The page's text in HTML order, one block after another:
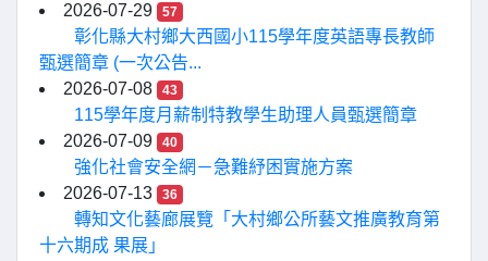
2026-07-29
57
彰化縣大村鄉大西國小115學年度英語專長教師
甄選簡章 (一次公告...
2026-07-08
43
115學年度月薪制特教學生助理人員甄選簡章
2026-07-09
40
強化社會安全網－急難紓困實施方案
2026-07-13
36
轉知文化藝廊展覽「大村鄉公所藝文推廣教育第
十六期成 果展」